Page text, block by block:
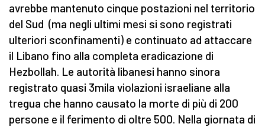
avrebbe mantenuto cinque postazioni nel territorio
del Sud (ma negli ultimi mesi si sono registrati
ulteriori sconfinamenti) e continuato ad attaccare
il Libano fino alla completa eradicazione di
Hezbollah. Le autorità libanesi hanno sinora
registrato quasi 3mila violazioni israeliane alla
tregua che hanno causato la morte di più di 200
persone e il ferimento di oltre 500. Nella giornata di